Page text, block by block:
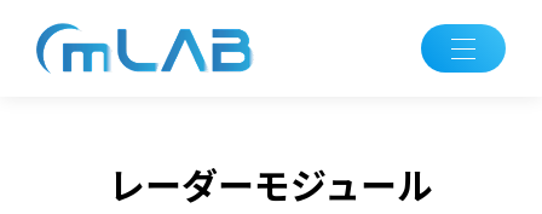
レーダーモジュール